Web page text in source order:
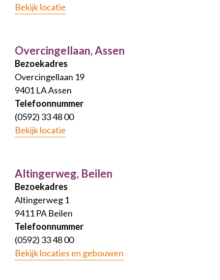
Bekijk locatie
Overcingellaan, Assen
Bezoekadres
Overcingellaan 19
9401 LA Assen
Telefoonnummer
(0592) 33 48 00
Bekijk locatie
Altingerweg, Beilen
Bezoekadres
Altingerweg 1
9411 PA Beilen
Telefoonnummer
(0592) 33 48 00
Bekijk locaties en gebouwen